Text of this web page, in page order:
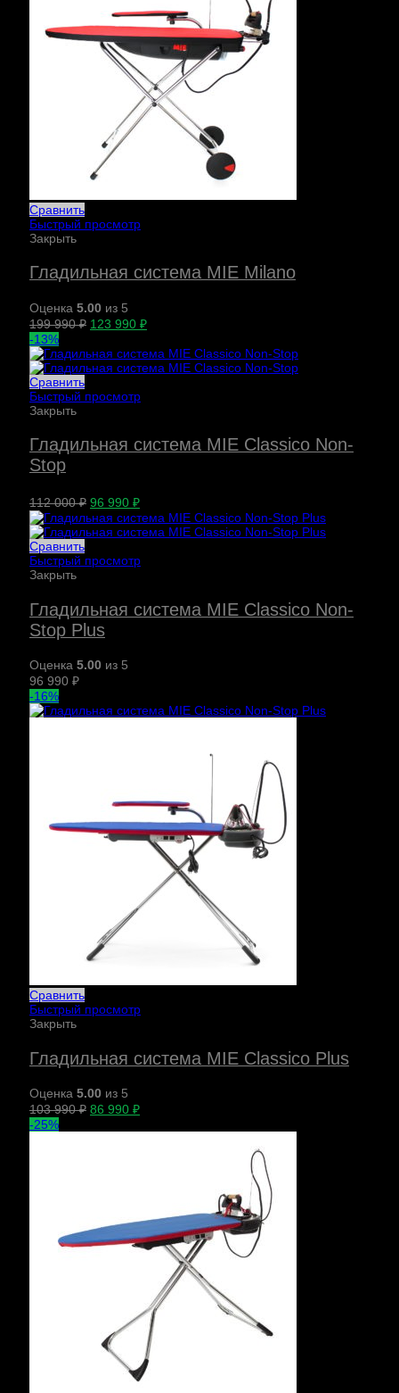
Сравнить
Быстрый просмотр
Закрыть
Гладильная система MIE Milano
Оценка 5.00 из 5
199 990₽ 123 990 ₽
-13%
Сравнить
Быстрый просмотр
Закрыть
Гладильная система MIE Classico Non-
Stop
112 000₽ 96 990 ₽
Сравнить
Быстрый просмотр
Закрыть
Гладильная система MIE Classico Non-
Stop Plus
Оценка 5.00 из 5
96 990 ₽
-16%
Сравнить
Быстрый просмотр
Закрыть
Гладильная система MIE Classico Plus
Оценка 5.00 из 5
103 990₽ 86 990 ₽
-25%